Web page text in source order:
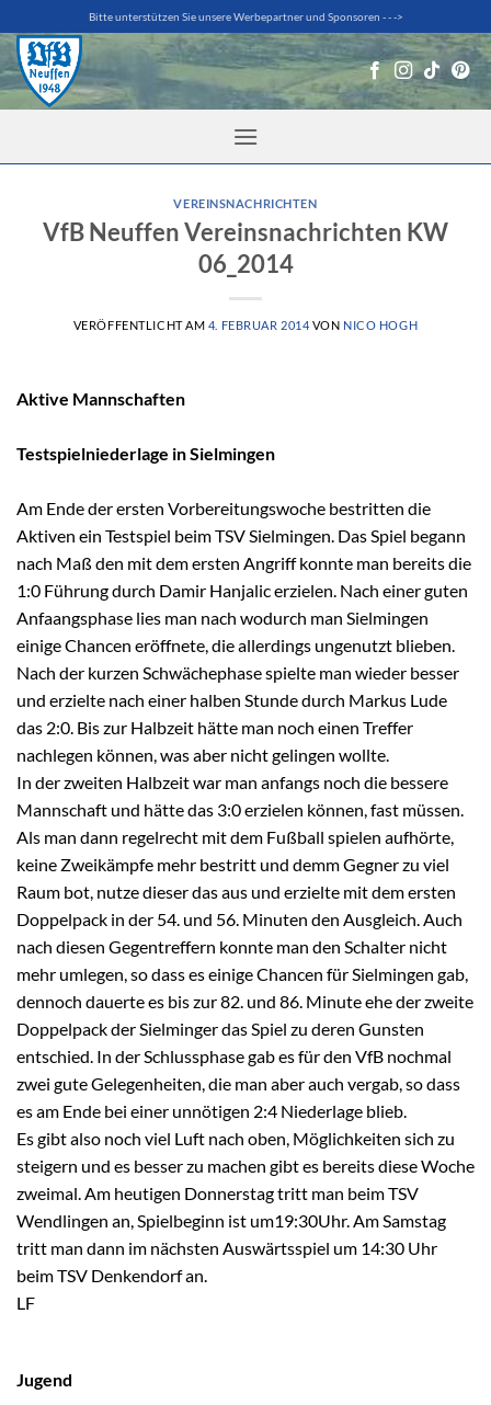
Inhalt
springen
Bitte unterstützen Sie unsere Werbepartner und Sponsoren - - ->
VEREINSNACHRICHTEN
VfB Neuffen Vereinsnachrichten KW
06_2014
VERÖFFENTLICHT AM 4. FEBRUAR 2014 VON NICO HOGH
Aktive Mannschaften
Testspielniederlage in Sielmingen
Am Ende der ersten Vorbereitungswoche bestritten die
Aktiven ein Testspiel beim TSV Sielmingen. Das Spiel begann
nach Maß den mit dem ersten Angriff konnte man bereits die
1:0 Führung durch Damir Hanjalic erzielen. Nach einer guten
Anfaangsphase lies man nach wodurch man Sielmingen
einige Chancen eröffnete, die allerdings ungenutzt blieben.
Nach der kurzen Schwächephase spielte man wieder besser
und erzielte nach einer halben Stunde durch Markus Lude
das 2:0. Bis zur Halbzeit hätte man noch einen Treffer
nachlegen können, was aber nicht gelingen wollte.
In der zweiten Halbzeit war man anfangs noch die bessere
Mannschaft und hätte das 3:0 erzielen können, fast müssen.
Als man dann regelrecht mit dem Fußball spielen aufhörte,
keine Zweikämpfe mehr bestritt und demm Gegner zu viel
Raum bot, nutze dieser das aus und erzielte mit dem ersten
Doppelpack in der 54. und 56. Minuten den Ausgleich. Auch
nach diesen Gegentreffern konnte man den Schalter nicht
mehr umlegen, so dass es einige Chancen für Sielmingen gab,
dennoch dauerte es bis zur 82. und 86. Minute ehe der zweite
Doppelpack der Sielminger das Spiel zu deren Gunsten
entschied. In der Schlussphase gab es für den VfB nochmal
zwei gute Gelegenheiten, die man aber auch vergab, so dass
es am Ende bei einer unnötigen 2:4 Niederlage blieb.
Es gibt also noch viel Luft nach oben, Möglichkeiten sich zu
steigern und es besser zu machen gibt es bereits diese Woche
zweimal. Am heutigen Donnerstag tritt man beim TSV
Wendlingen an, Spielbeginn ist um19:30Uhr. Am Samstag
tritt man dann im nächsten Auswärtsspiel um 14:30 Uhr
beim TSV Denkendorf an.
LF
Jugend